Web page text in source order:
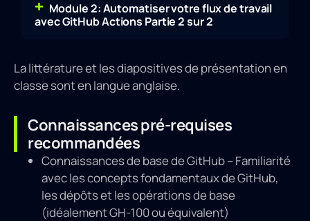
Module 2: Automatiser votre flux de travail
avec GitHub Actions Partie 2 sur 2
La littérature et les diapositives de présentation en
classe sont en langue anglaise.
Connaissances pré-requises
recommandées
Connaissances de base de GitHub – Familiarité
avec les concepts fondamentaux de GitHub,
les dépôts et les opérations de base
(idéalement GH-100 ou équivalent)